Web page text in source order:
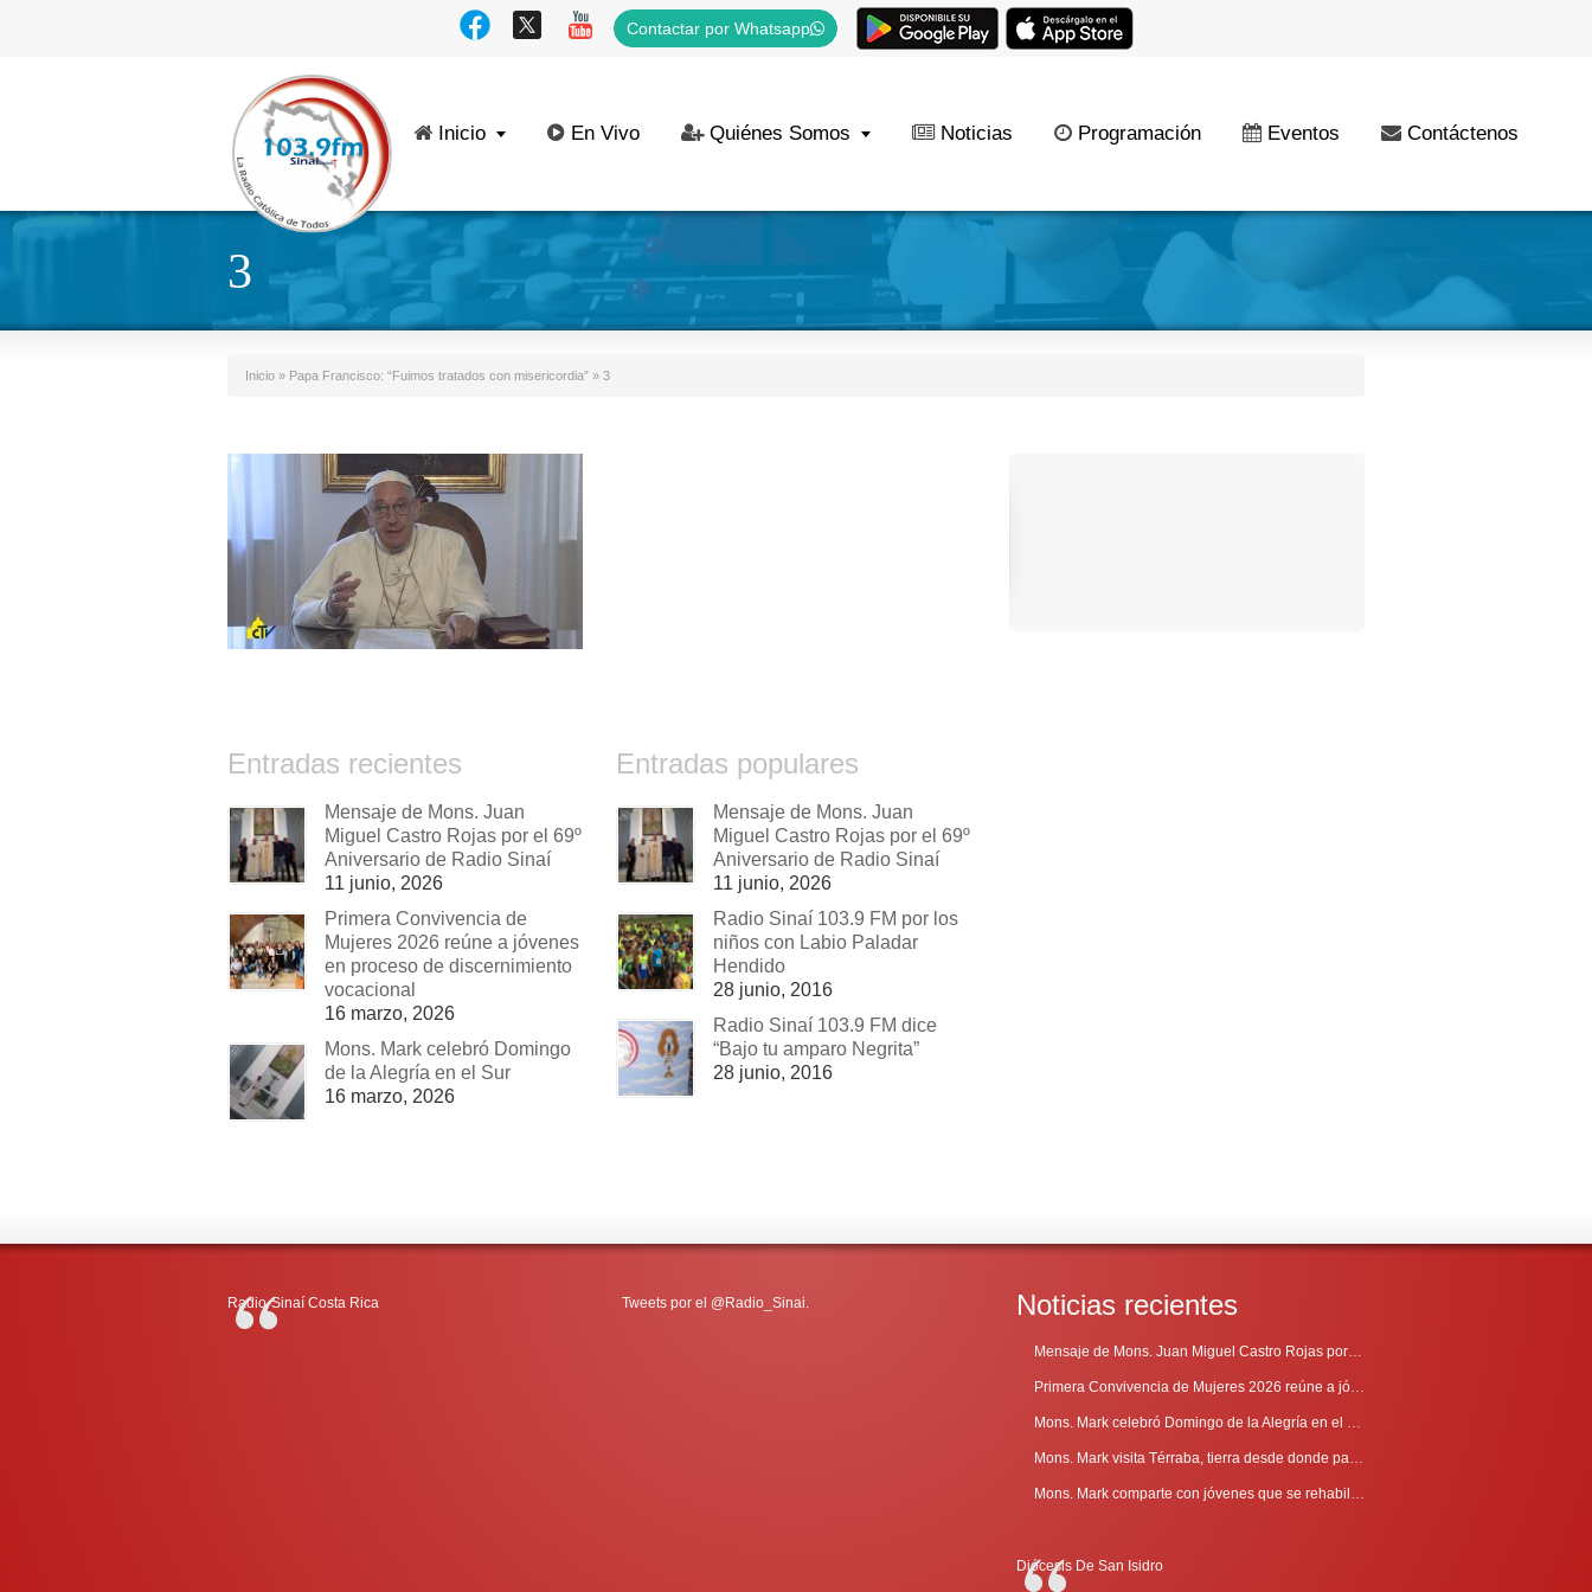
Contactar por Whatsapp
Inicio En Vivo Quiénes Somos Noticias Programación Eventos Contáctenos
3
Inicio » Papa Francisco: “Fuimos tratados con misericordia” » 3
Entradas recientes
Mensaje de Mons. Juan
Miguel Castro Rojas por el 69º
Aniversario de Radio Sinaí
11 junio, 2026
Primera Convivencia de
Mujeres 2026 reúne a jóvenes
en proceso de discernimiento
vocacional
16 marzo, 2026
Mons. Mark celebró Domingo
de la Alegría en el Sur
16 marzo, 2026
Entradas populares
Mensaje de Mons. Juan
Miguel Castro Rojas por el 69º
Aniversario de Radio Sinaí
11 junio, 2026
Radio Sinaí 103.9 FM por los
niños con Labio Paladar
Hendido
28 junio, 2016
Radio Sinaí 103.9 FM dice
“Bajo tu amparo Negrita”
28 junio, 2016
Radio-Sinaí Costa Rica Tweets por el @Radio_Sinai. Noticias recientes
Mensaje de Mons. Juan Miguel Castro Rojas por el 69º Aniversario de Radio Sinaí
Primera Convivencia de Mujeres 2026 reúne a jóvenes en proceso de discernimiento vocacional
Mons. Mark celebró Domingo de la Alegría en el Sur
Mons. Mark visita Térraba, tierra desde donde parte la evangelización
Mons. Mark comparte con jóvenes que se rehabilitan en Comunidad Cenáculo
Diócesis De San Isidro